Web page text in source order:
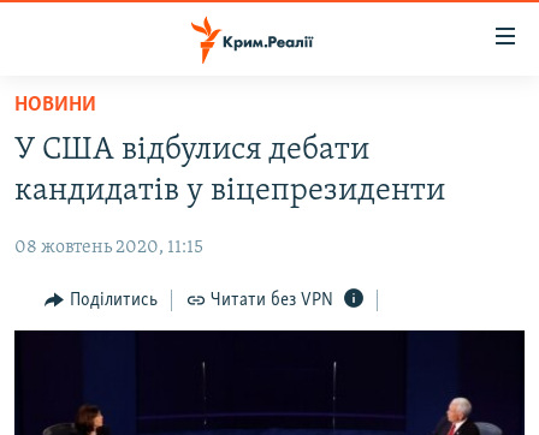
Перейти
основного
матеріалу
до
навігації
Перейти
ПОЛІТИКА
БЛОГИ
НОВИНИ
У США відбулися дебати
кандидатів у віцепрезиденти
08 жовтень 2020, 11:15
Поділитись Читати без VPN